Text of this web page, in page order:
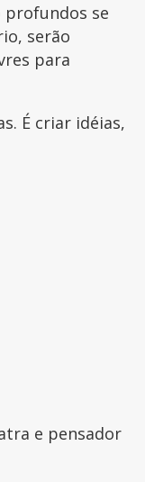
profundos se
serão
para
É criar idéias,
e pensador